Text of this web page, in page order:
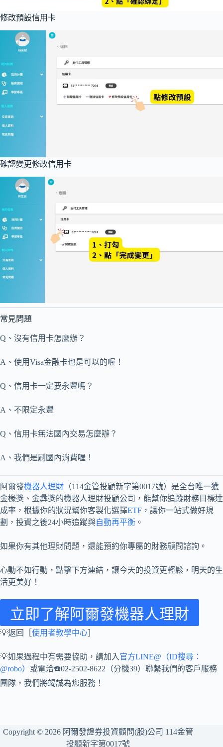
修改預設信用卡
確認變更修改信用卡
常見問題
Q、沒有信用卡怎麼辦？
A、使用Visa金融卡也是可以的喔！
Q、信用卡一定要永豐嗎？
A、不限定永豐
Q、信用卡無法國內交易怎麼辦？
A、我們是刷國內消費喔！
阿爾發機器人理財 （114金管投顧新字第0017號）是全台唯一獲
金椽獎、金彝獎的機器人理財投顧公司，能幫你追蹤財務目標達
成率，根據你的狀況幫你客製化選擇ETF ，讓你一站式做好規
劃，投資之後24小時追蹤與自動再平衡 。
如果你有其他理財問題，還能預約你專屬的財務顧問諮詢。
心動不如行動，點擊下方連結，讓今天的投資更輕鬆，明天的生
活更美好！
立即了解阿爾發機器人理財
💡返回［ 使用者教學中心
💡如果過程中有需要協助，請加入 官方LINE@（ID搜尋：
@robo） 或電洽☎️02-2502-8622（分機39）聯繫我們的客戶服務
團隊，我們將竭誠為您服務！
Copyright © 2026 阿爾發證券投資顧問(股)公司 114金管
投顧新字第0017號